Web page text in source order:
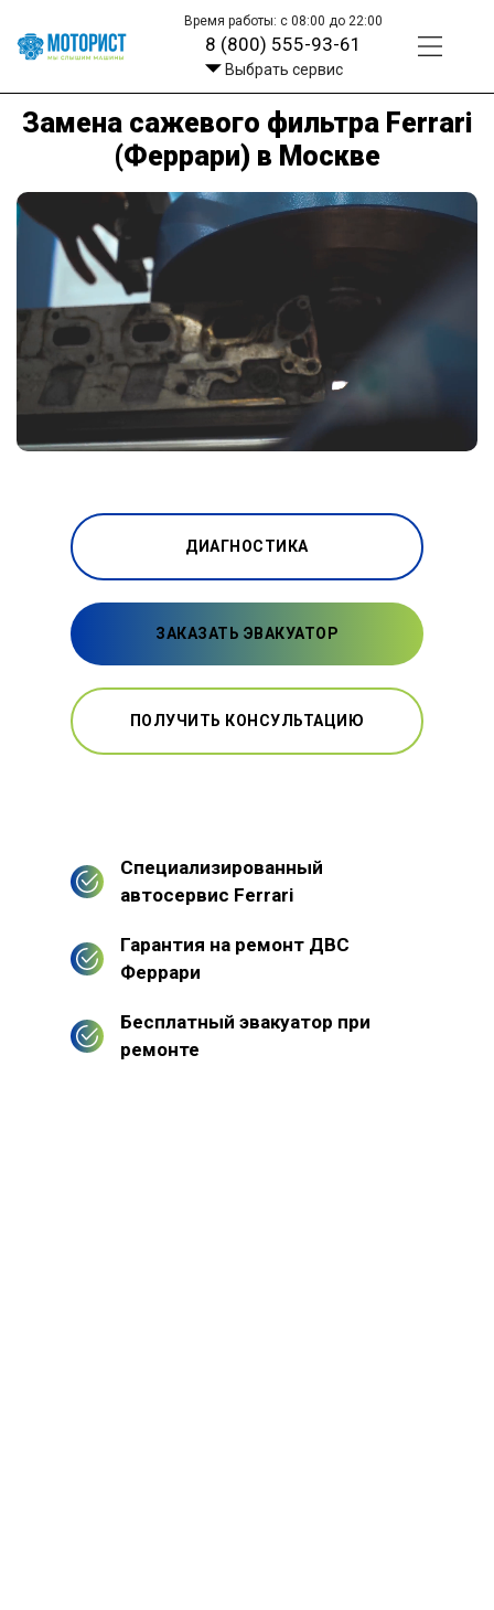
Время работы: с 08:00 до 22:00
8 (800) 555-93-61
Выбрать сервис
Замена сажевого фильтра Ferrari
(Феррари) в Москве
ДИАГНОСТИКА
ЗАКАЗАТЬ ЭВАКУАТОР
ПОЛУЧИТЬ КОНСУЛЬТАЦИЮ
Специализированный
автосервис Ferrari
Гарантия на ремонт ДВС
Феррари
Бесплатный эвакуатор при
ремонте